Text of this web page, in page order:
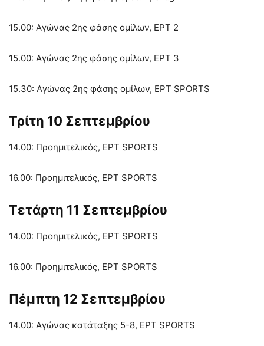
15.00: Αγώνας 2ης φάσης ομίλων, ΕΡΤ 2
15.00: Αγώνας 2ης φάσης ομίλων, ΕΡΤ 3
15.30: Αγώνας 2ης φάσης ομίλων, ΕΡΤ SPORTS
Τρίτη 10 Σεπτεμβρίου
14.00: Προημιτελικός, ΕΡΤ SPORTS
16.00: Προημιτελικός, ΕΡΤ SPORTS
Τετάρτη 11 Σεπτεμβρίου
14.00: Προημιτελικός, ΕΡΤ SPORTS
16.00: Προημιτελικός, ΕΡΤ SPORTS
Πέμπτη 12 Σεπτεμβρίου
14.00: Αγώνας κατάταξης 5-8, ΕΡΤ SPORTS